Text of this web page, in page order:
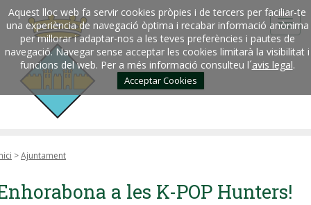
Aquest lloc web fa servir cookies pròpies i de tercers per faciliar-te
una experiència de navegació òptima i recabar informació anònima
per millorar i adaptar-nos a les teves preferències i pautes de
navegació. Navegar sense acceptar les cookies limitarà la visibilitat i
funcions del web. Per a més informació consulteu l´avis legal.
Acceptar Cookies
>Ajuntament
a les K-POP Hunters!